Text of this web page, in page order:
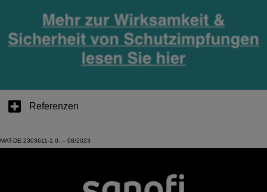
Referenzen
MAT-DE-2303611-1.0. – 08/2023